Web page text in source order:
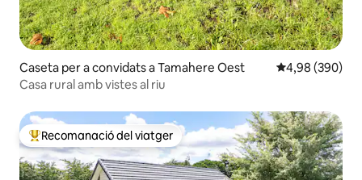
Caseta per a convidats a Tamahere Oest 4,98 de
4,98 (390)
Casa rural amb vistes al riu
Principals recomanacions dels viatgers
Recomanació del viatger